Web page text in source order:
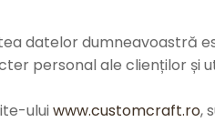
datelor dumneavoastră
personal ale clienților și
uluiwww.customcraft.ro,